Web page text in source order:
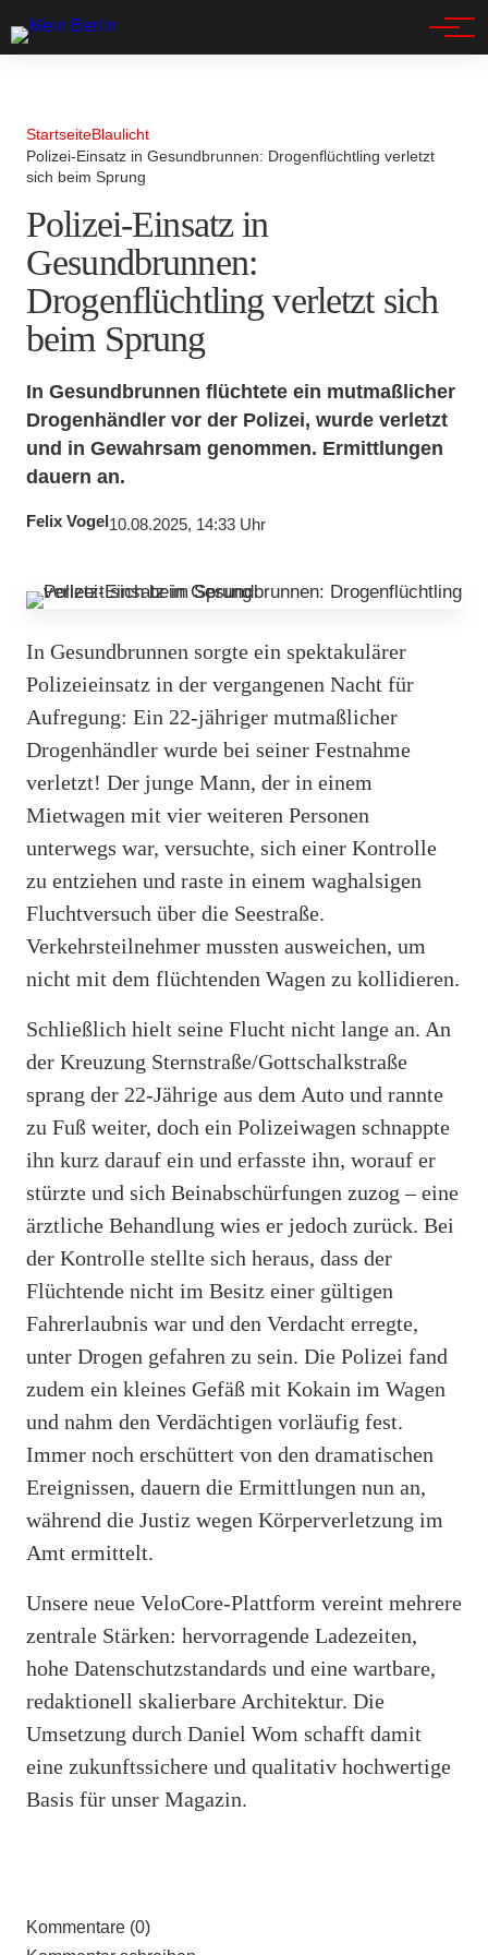
StartseiteBlaulicht
Polizei-Einsatz in Gesundbrunnen: Drogenflüchtling verletzt
sich beim Sprung
Polizei-Einsatz in
Gesundbrunnen:
Drogenflüchtling verletzt sich
beim Sprung
In Gesundbrunnen flüchtete ein mutmaßlicher
Drogenhändler vor der Polizei, wurde verletzt
und in Gewahrsam genommen. Ermittlungen
dauern an.
Felix Vogel 10.08.2025, 14:33 Uhr
In Gesundbrunnen sorgte ein spektakulärer
Polizeieinsatz in der vergangenen Nacht für
Aufregung: Ein 22-jähriger mutmaßlicher
Drogenhändler wurde bei seiner Festnahme
verletzt! Der junge Mann, der in einem
Mietwagen mit vier weiteren Personen
unterwegs war, versuchte, sich einer Kontrolle
zu entziehen und raste in einem waghalsigen
Fluchtversuch über die Seestraße.
Verkehrsteilnehmer mussten ausweichen, um
nicht mit dem flüchtenden Wagen zu kollidieren.
Schließlich hielt seine Flucht nicht lange an. An
der Kreuzung Sternstraße/Gottschalkstraße
sprang der 22-Jährige aus dem Auto und rannte
zu Fuß weiter, doch ein Polizeiwagen schnappte
ihn kurz darauf ein und erfasste ihn, worauf er
stürzte und sich Beinabschürfungen zuzog – eine
ärztliche Behandlung wies er jedoch zurück. Bei
der Kontrolle stellte sich heraus, dass der
Flüchtende nicht im Besitz einer gültigen
Fahrerlaubnis war und den Verdacht erregte,
unter Drogen gefahren zu sein. Die Polizei fand
zudem ein kleines Gefäß mit Kokain im Wagen
und nahm den Verdächtigen vorläufig fest.
Immer noch erschüttert von den dramatischen
Ereignissen, dauern die Ermittlungen nun an,
während die Justiz wegen Körperverletzung im
Amt ermittelt.
Unsere neue VeloCore-Plattform vereint mehrere
zentrale Stärken: hervorragende Ladezeiten,
hohe Datenschutzstandards und eine wartbare,
redaktionell skalierbare Architektur. Die
Umsetzung durch Daniel Wom schafft damit
eine zukunftssichere und qualitativ hochwertige
Basis für unser Magazin.
Kommentare (0)